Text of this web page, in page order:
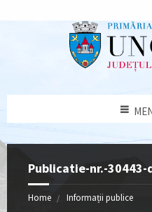
Publicatie-nr.-30443-
Home Informații publice